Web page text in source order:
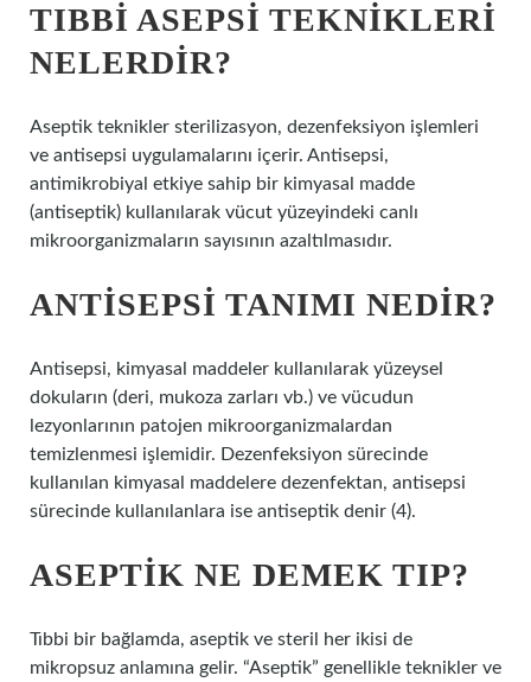
TIBBI ASEPSI TEKNIKLERI
NELERDIR?
Aseptik teknikler sterilizasyon, dezenfeksiyon işlemleri
ve antisepsi uygulamalarını içerir. Antisepsi,
antimikrobiyal etkiye sahip bir kimyasal madde
(antiseptik) kullanılarak vücut yüzeyindeki canlı
mikroorganizmaların sayısının azaltılmasıdır.
ANTISEPSI TANIMI NEDIR?
Antisepsi, kimyasal maddeler kullanılarak yüzeysel
dokuların (deri, mukoza zarları vb.) ve vücudun
lezyonlarının patojen mikroorganizmalardan
temizlenmesi işlemidir. Dezenfeksiyon sürecinde
kullanılan kimyasal maddelere dezenfektan, antisepsi
sürecinde kullanılanlara ise antiseptik denir (4).
ASEPTIK NE DEMEK TIP?
Tıbbi bir bağlamda, aseptik ve steril her ikisi de
mikropsuz anlamına gelir. “Aseptik” genellikle teknikler ve